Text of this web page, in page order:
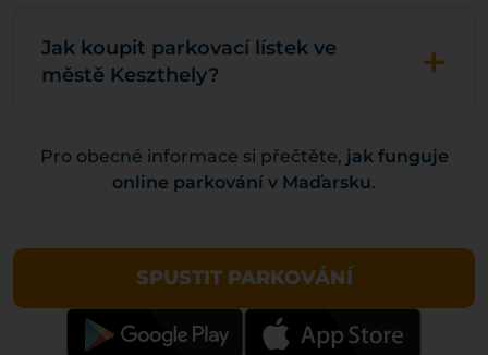
Jak koupit parkovací lístek ve
městě Keszthely?
+
Pro obecné informace si přečtěte, jak funguje
online parkování v Maďarsku.
SPUSTIT PARKOVÁNÍ